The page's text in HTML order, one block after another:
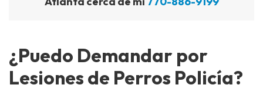
¿Puedo Demandar por
Lesiones de Perros Policía?